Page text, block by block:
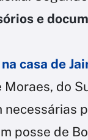
e
casa de
do
necessárias
posse de